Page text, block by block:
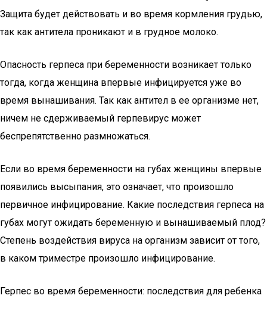
Защита будет действовать и во время кормления грудью,
так как антитела проникают и в грудное молоко.
Опасность герпеса при беременности возникает только
тогда, когда женщина впервые инфицируется уже во
время вынашивания. Так как антител в ее организме нет,
ничем не сдерживаемый герпевирус может
беспрепятственно размножаться.
Если во время беременности на губах женщины впервые
появились высыпания, это означает, что произошло
первичное инфицирование. Какие последствия герпеса на
губах могут ожидать беременную и вынашиваемый плод?
Степень воздействия вируса на организм зависит от того,
в каком триместре произошло инфицирование.
Герпес во время беременности: последствия для ребенка